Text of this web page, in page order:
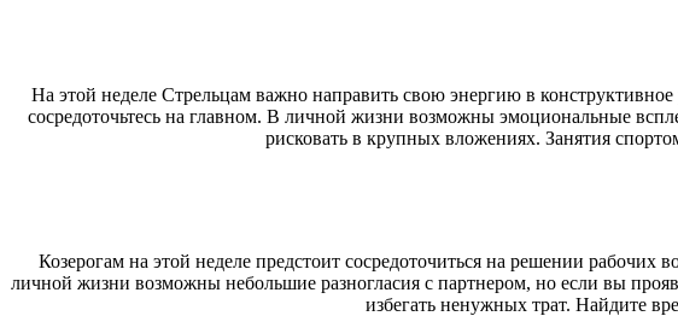
На этой неделе Стрельцам важно направить свою энергию в
сосредоточьтесь на главном. В личной жизни возможны эмоциональные
рисковать в крупных вложениях. Занятия
Козерогам на этой неделе предстоит сосредоточиться на решении
личной жизни возможны небольшие разногласия с партнером, но если вы
избегать ненужных трат. Найдите